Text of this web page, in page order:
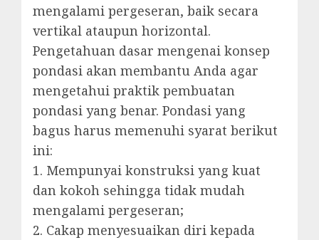
mengalami pergeseran, baik secara
vertikal ataupun horizontal.
Pengetahuan dasar mengenai konsep
pondasi akan membantu Anda agar
mengetahui praktik pembuatan
pondasi yang benar. Pondasi yang
bagus harus memenuhi syarat berikut
ini:
1. Mempunyai konstruksi yang kuat
dan kokoh sehingga tidak mudah
mengalami pergeseran;
2. Cakap menyesuaikan diri kepada